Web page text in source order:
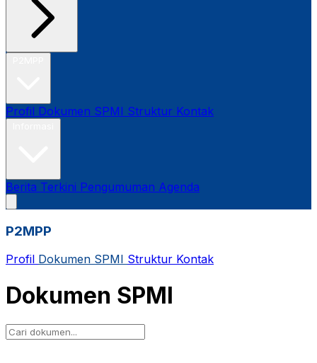
Profil Dokumen SPMI Struktur Kontak
Berita Terkini Pengumuman Agenda
P2MPP
Profil Dokumen SPMI Struktur Kontak
Dokumen SPMI